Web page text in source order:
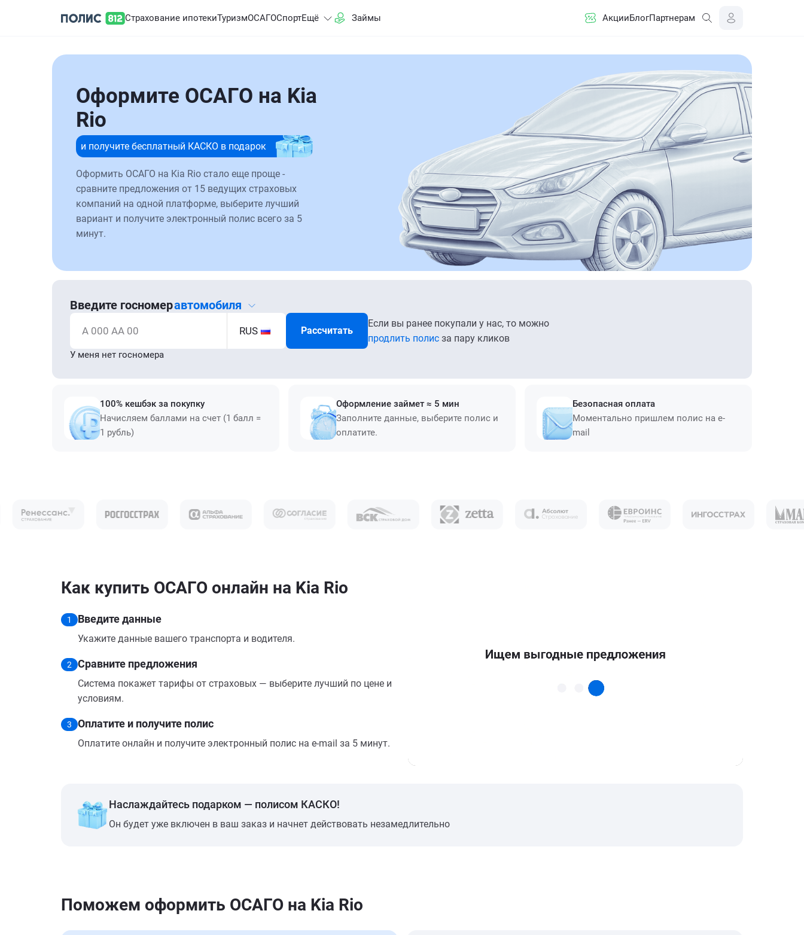
Страхование ипотекиТуризмОСАГОСпортЕщё Займы АкцииБлогПартнерам
Оформите ОСАГО на Kia
Rio
и получите бесплатный КАСКО в подарок
Оформить ОСАГО на Kia Rio стало еще проще -
сравните предложения от 15 ведущих страховых
компаний на одной платформе, выберите лучший
вариант и получите электронный полис всего за 5
минут.
Введите госномеравтомобиля
А 000 АА 00 RUS Рассчитать
Если вы ранее покупали у нас, то можно
продлить полис за пару кликов
У меня нет госномера
100% кешбэк за покупку
Начисляем баллами на счет (1 балл =
1 рубль)
Оформление займет ≈ 5 мин
Заполните данные, выберите полис и
оплатите.
Безопасная оплата
Моментально пришлем полис на e-
mail
Как купить ОСАГО онлайн на Kia Rio
1 Введите данные
Укажите данные вашего транспорта и водителя.
2 Сравните предложения
Система покажет тарифы от страховых — выберите лучший по цене и
условиям.
3 Оплатите и получите полис
Оплатите онлайн и получите электронный полис на e-mail за 5 минут.
Наслаждайтесь подарком — полисом КАСКО!
Он будет уже включен в ваш заказ и начнет действовать незамедлительно
Поможем оформить ОСАГО на Kia Rio